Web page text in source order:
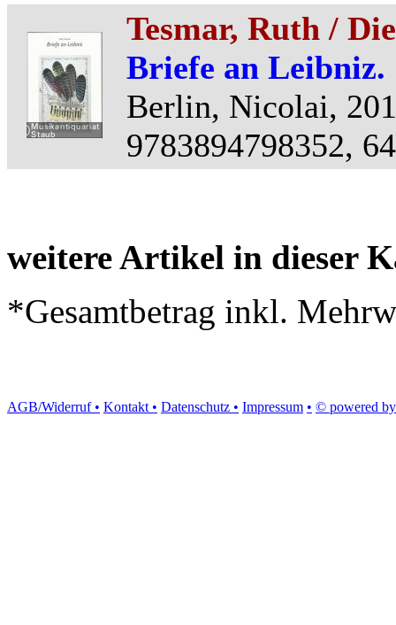
Tesmar, Ruth /
Briefe an Leibniz.
Berlin, Nicolai,
9783894798352,
weitere Artikel in dieser
*Gesamtbetrag inkl.
AGB/Widerruf • Kontakt • Datenschutz • Impressum • © powered